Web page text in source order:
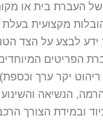
העברת בית או
מקצועית בעלת
ידע לבצע על הצד
הפריטים
יקר ערך
הנשיאה
ובמידת הצורך